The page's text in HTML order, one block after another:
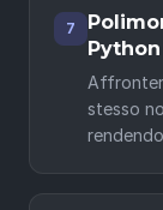
7
Python
stesso